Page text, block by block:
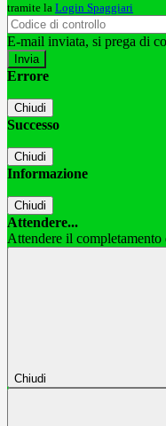
tramite la Login Spaggiari
E-mail inviata, si prega di
Errore
Chiudi
Successo
Chiudi
Informazione
Chiudi
Attendere...
Attendere il completamento
Chiudi